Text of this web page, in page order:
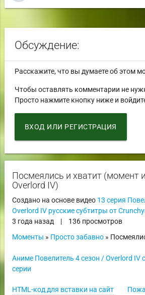
Обсуждение:
Расскажите, что вы думаете об этом
Чтобы оставлять комментарии не
Просто нажмите кнопку ниже и
ВХОД ИЛИ РЕГИСТРАЦИЯ
Посмеялись и хватит (момент
Overlord IV)
Создано на основе видео 13 серия
Overlord IV русские субтитры от
3 года назад
|
136 просмотров
Моменты » Просто забавно»
Аниме Повелитель 4 сезон / Overlord IV
серии
HTML-код для вставки на сайт